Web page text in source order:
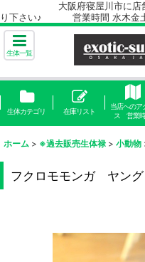
大阪府寝屋川市に店舗をオ
り下さい♪ 営業時間 水木金土
生体一覧
生体カテゴリ 在庫リスト
当店へのア
ス 営業
ホーム > ※過去販売生体禄 > 小動物
フクロモモンガ ヤン